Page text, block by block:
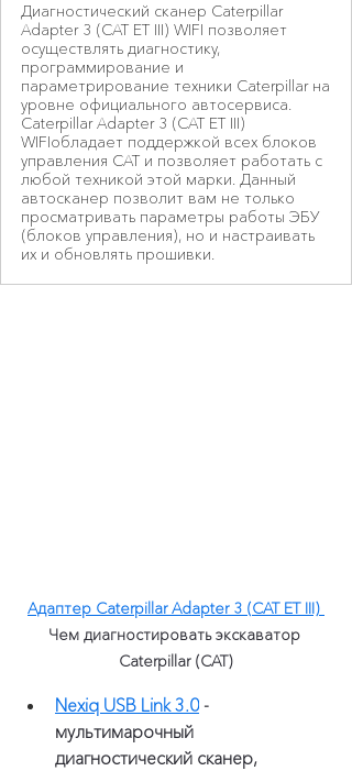
Диагностический сканер Caterpillar
Adapter 3 (CAT ET III) WIFI позволяет
осуществлять диагностику,
программирование и
параметрирование техники Caterpillar на
уровне официального автосервиса.
Caterpillar Adapter 3 (CAT ET III)
WIFIобладает поддержкой всех блоков
управления CAT и позволяет работать с
любой техникой этой марки. Данный
автосканер позволит вам не только
просматривать параметры работы ЭБУ
(блоков управления), но и настраивать
их и обновлять прошивки.
Адаптер Caterpillar Adapter 3 (CAT ET III)
Чем диагностировать экскаватор
Caterpillar (CAT)
Nexiq USB Link 3.0 -
мультимарочный
диагностический сканер,